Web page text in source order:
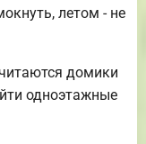
летом - не
домики
одноэтажные